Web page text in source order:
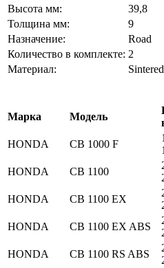
Высота мм:
39,8
Толщина мм:
9
Назначение:
Road
Количество в комплекте: 2
Материал:
Sintered
Марка Модель
HONDA CB 1000 F
HONDA CB 1100
HONDA CB 1100 EX
HONDA CB 1100 EX ABS
HONDA CB 1100 RS ABS